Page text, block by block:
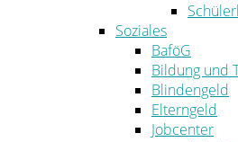
Soziales
BaföG
Bildung und
Blindengeld
Elterngeld
Jobcenter